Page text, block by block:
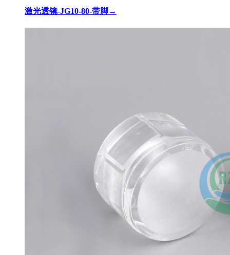
激光透镜-JG10-80-带脚→